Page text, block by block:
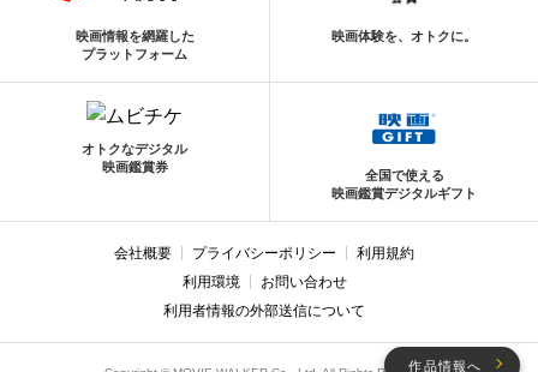
作品情報へ
映画情報を網羅した
プラットフォーム
映画体験を、オトクに。
オトクなデジタル
映画鑑賞券
全国で使える
映画鑑賞デジタルギフト
会社概要 プライバシーポリシー
利用規約
利用環境
お問い合わせ
利用者情報の外部送信について